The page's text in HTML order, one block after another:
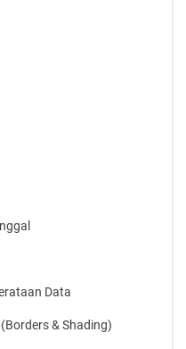
Data
& Shading)